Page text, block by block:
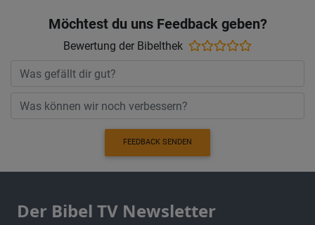
Möchtest du uns Feedback geben?
Bewertung der Bibelthek
FEEDBACK SENDEN
Der Bibel TV Newsletter